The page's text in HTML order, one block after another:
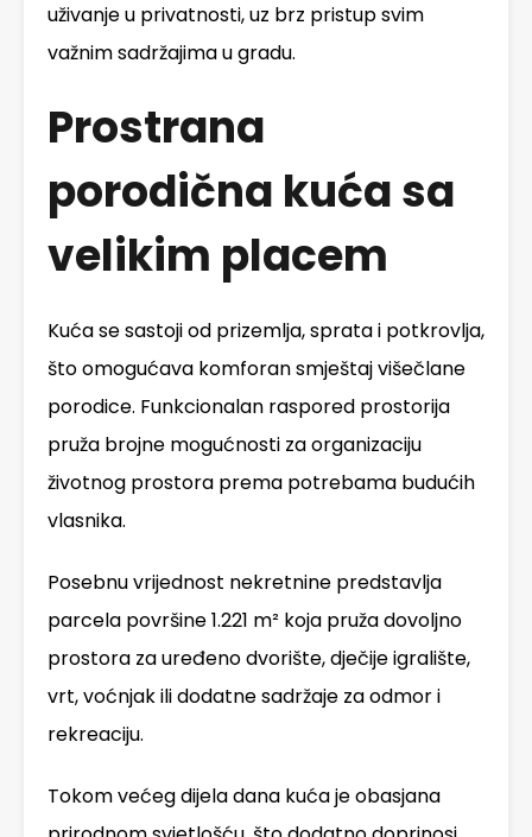
uživanje u privatnosti, uz brz pristup svim
važnim sadržajima u gradu.
Prostrana
porodična kuća sa
velikim placem
Kuća se sastoji od prizemlja, sprata i potkrovlja,
što omogućava komforan smještaj višečlane
porodice. Funkcionalan raspored prostorija
pruža brojne mogućnosti za organizaciju
životnog prostora prema potrebama budućih
vlasnika.
Posebnu vrijednost nekretnine predstavlja
parcela površine 1.221 m² koja pruža dovoljno
prostora za uređeno dvorište, dječije igralište,
vrt, voćnjak ili dodatne sadržaje za odmor i
rekreaciju.
Tokom većeg dijela dana kuća je obasjana